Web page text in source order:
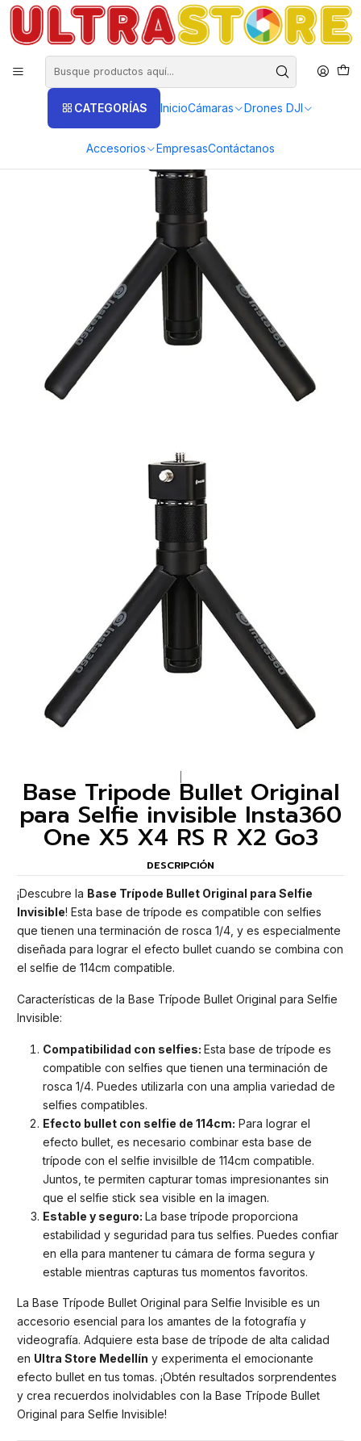
CATEGORÍAS InicioCámaras Drones DJI
Accesorios EmpresasContáctanos
DISTRIBUIDORES EXCLUSIVOS INSTA360, GOPRO, DJI
Inicio Fotografía y Video Cámaras de Acción y Deporte
Cámaras Insta360 Insta360 Ace Pro 2
Base Tripode Bullet Original para Selfie invisible Insta360 One X5 X4
Base Tripode Bullet Original
para Selfie invisible Insta360
One X5 X4 RS R X2 Go3
DESCRIPCIÓN
¡Descubre la Base Trípode Bullet Original para Selfie
Invisible! Esta base de trípode es compatible con selfies
que tienen una terminación de rosca 1/4, y es especialmente
diseñada para lograr el efecto bullet cuando se combina con
el selfie de 114cm compatible.
Características de la Base Trípode Bullet Original para Selfie
Invisible:
Compatibilidad con selfies: Esta base de trípode es
compatible con selfies que tienen una terminación de
rosca 1/4. Puedes utilizarla con una amplia variedad de
selfies compatibles.
Efecto bullet con selfie de 114cm: Para lograr el
efecto bullet, es necesario combinar esta base de
trípode con el selfie invisilble de 114cm compatible.
Juntos, te permiten capturar tomas impresionantes sin
que el selfie stick sea visible en la imagen.
Estable y seguro: La base trípode proporciona
estabilidad y seguridad para tus selfies. Puedes confiar
en ella para mantener tu cámara de forma segura y
estable mientras capturas tus momentos favoritos.
La Base Trípode Bullet Original para Selfie Invisible es un
accesorio esencial para los amantes de la fotografía y
videografía. Adquiere esta base de trípode de alta calidad
en Ultra Store Medellín y experimenta el emocionante
efecto bullet en tus tomas. ¡Obtén resultados sorprendentes
y crea recuerdos inolvidables con la Base Trípode Bullet
Original para Selfie Invisible!